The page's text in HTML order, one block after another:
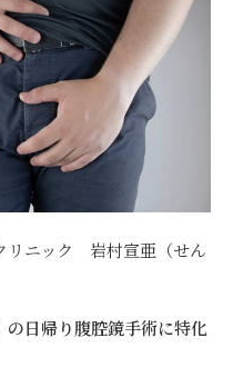
リニック 岩村宣亜（せん
日帰り腹腔鏡手術に特化